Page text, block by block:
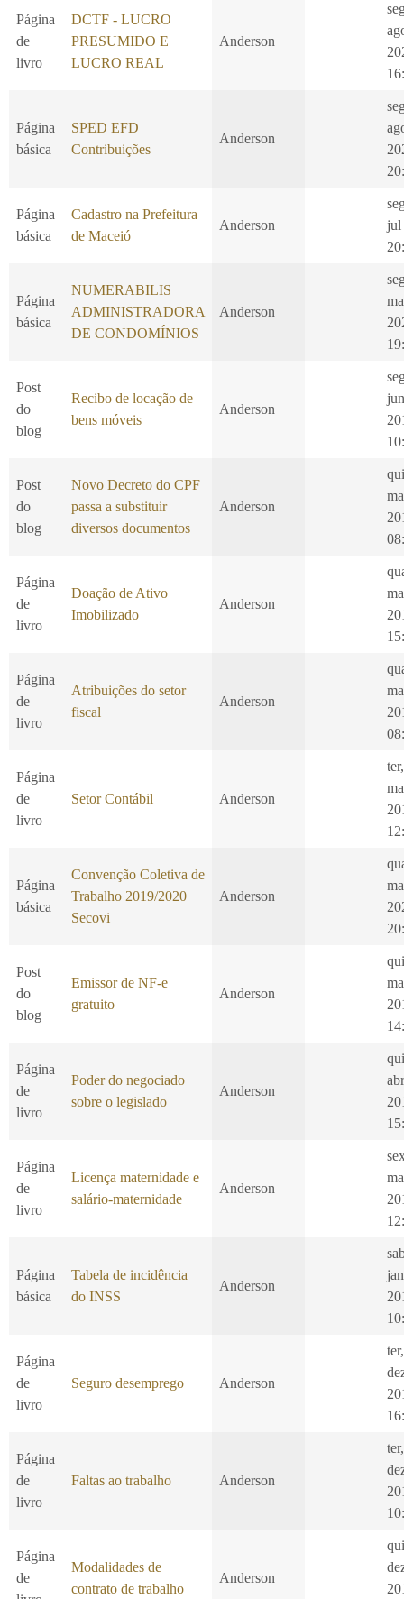
Página
de
livro
DCTF - LUCRO
PRESUMIDO E
LUCRO REAL
Anderson
Página
básica
SPED EFD
Contribuições
Anderson
Página
básica
Cadastro na Prefeitura
de Maceió
Anderson
jul
Página
básica
NUMERABILIS
ADMINISTRADORA
DE CONDOMÍNIOS
Anderson
Post
do
blog
Recibo de locação de
bens móveis
Anderson
jun
Post
do
blog
Novo Decreto do CPF
passa a substituir
diversos documentos
Anderson
Página
de
livro
Doação de Ativo
Imobilizado
Anderson
Página
de
livro
Atribuições do setor
fiscal
Anderson
Página
de
livro
Setor Contábil Anderson
Página
básica
Convenção Coletiva de
Trabalho 2019/2020
Secovi
Anderson
Post
do
blog
Emissor de NF-e
gratuito
Anderson
Página
de
livro
Poder do negociado
sobre o legislado
Anderson
abr
Página
de
livro
Licença maternidade e
salário-maternidade
Anderson
Página
básica
Tabela de incidência
do INSS
Anderson
jan
Página
de
livro
Seguro desemprego Anderson
Página
de
livro
Faltas ao trabalho Anderson
Página
de
Modalidades de
contrato de trabalho
Anderson